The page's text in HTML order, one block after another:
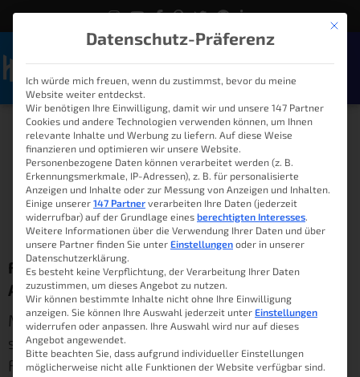
Drahtlose
Fensterkontakte mit
OpenHAB
Lukas Knöller 26. Mai 2018 08:00
Fensterkontakte sind nicht nur etwas für
Alarmanlagen!
Mit diesem Satz möchte ich in diesen Beitrag
starten. Ich erzähle dir hier etwas über
Fensterkontakte, mit denen wir vor kurzer Zeit
Mit
Datenschutz-Präferenz
Ich würde mich freuen, wenn du zustimmst, bevor du meine
Website weiter entdeckst.
Wir benötigen Ihre Einwilligung, damit wir und unsere 147 Partner
Cookies und andere Technologien verwenden können, um Ihnen
relevante Inhalte und Werbung zu liefern. Auf diese Weise
finanzieren und optimieren wir unsere Website.
Personenbezogene Daten können verarbeitet werden (z. B.
Erkennungsmerkmale, IP-Adressen), z. B. für personalisierte
Anzeigen und Inhalte oder zur Messung von Anzeigen und Inhalten.
Einige unserer 147 Partner verarbeiten Ihre Daten (jederzeit
widerrufbar) auf der Grundlage eines berechtigten Interesses.
Weitere Informationen über die Verwendung Ihrer Daten und über
unsere Partner finden Sie unter Einstellungen oder in unserer
Datenschutzerklärung.
Es besteht keine Verpflichtung, der Verarbeitung Ihrer Daten
zuzustimmen, um dieses Angebot zu nutzen.
Wir können bestimmte Inhalte nicht ohne Ihre Einwilligung
anzeigen. Sie können Ihre Auswahl jederzeit unter Einstellungen
widerrufen oder anpassen. Ihre Auswahl wird nur auf dieses
Angebot angewendet.
Bitte beachten Sie, dass aufgrund individueller Einstellungen
möglicherweise nicht alle Funktionen der Website verfügbar sind.